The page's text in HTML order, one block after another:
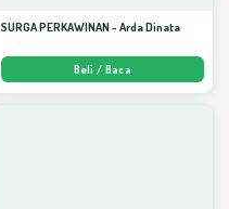
SURGA PERKAWINAN - Arda Dinata
Beli / Baca